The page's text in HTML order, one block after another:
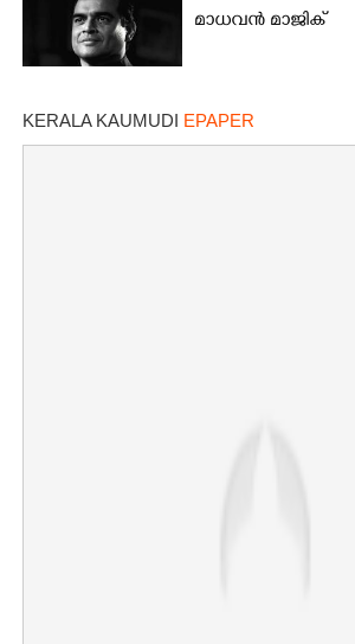
മാധവൻ മാജിക്
KERALA KAUMUDI EPAPER